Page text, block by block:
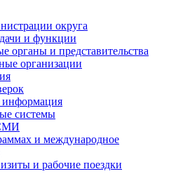
округа
и функции
органы и представительства
организации
информация
системы
и международное
и рабочие поездки